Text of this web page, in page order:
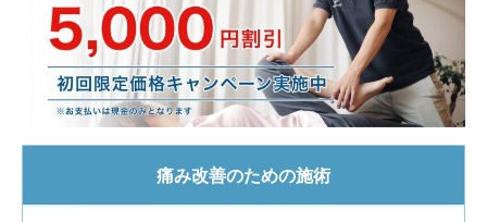
痛み改善のための施術